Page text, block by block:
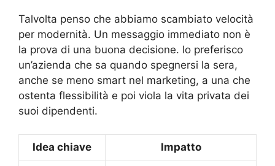
Talvolta penso che abbiamo scambiato velocità
per modernità. Un messaggio immediato non è
la prova di una buona decisione. Io preferisco
un’azienda che sa quando spegnersi la sera,
anche se meno smart nel marketing, a una che
ostenta flessibilità e poi viola la vita privata dei
suoi dipendenti.
Idea chiave Impatto